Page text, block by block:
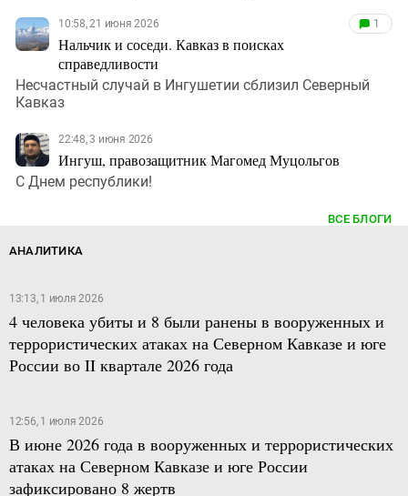
10:58, 21 июня 2026
Нальчик и соседи. Кавказ в поисках
справедливости
1
Несчастный случай в Ингушетии сблизил Северный
Кавказ
22:48, 3 июня 2026
Ингуш, правозащитник Магомед Муцольгов
С Днем республики!
ВСЕ БЛОГИ
АНАЛИТИКА
13:13, 1 июля 2026
4 человека убиты и 8 были ранены в вооруженных и
террористических атаках на Северном Кавказе и юге
России во II квартале 2026 года
12:56, 1 июля 2026
В июне 2026 года в вооруженных и террористических
атаках на Северном Кавказе и юге России
зафиксировано 8 жертв